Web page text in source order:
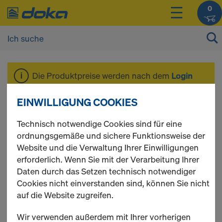
0
Die Produktpreise werden nach dem Login
angezeigt.
Aktionsangebote
18 Produkte gefunden
Meist gesucht
EINWILLIGUNG COOKIES
Technisch notwendige Cookies sind für eine
ordnungsgemäße und sichere Funktionsweise der
Website und die Verwaltung Ihrer Einwilligungen
erforderlich. Wenn Sie mit der Verarbeitung Ihrer
Daten durch das Setzen technisch notwendiger
Cookies nicht einverstanden sind, können Sie nicht
auf die Website zugreifen.
Wir verwenden außerdem mit Ihrer vorherigen